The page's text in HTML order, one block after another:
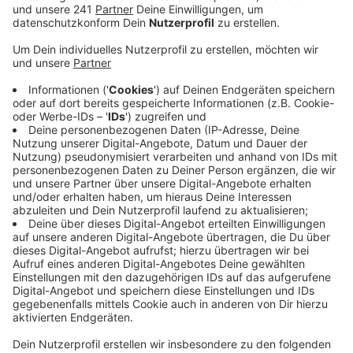
Veröffentlicht:Samstag, 21.03.2026 08:18
Anzeige
Ab 11 Uhr werden rund 15.000 Personen erwartet, was
auch Auswirkungen auf den Verkehr haben kann. Die
Teilnehmer sind zum allergrößten Teil Kurden, die hier
gleichzeitig das Newroz-Fest feiern, ein Neujahrs- und
Frühjahrsfest. In der Bonner Innenstadt gibt es ab 12
Uhr eine Versammlung gegen das Feuerwerk bei „Rhein
in Flammen” und für ein bundesweites Böllerverbot.
Hier ist auch ein Demozug rund um die Innenstadt
geplant. Bis 16 Uhr werden 500 bis 2 000 Teilnehmer
erwartet. Die Stadt Bonn hat auf die Kritik an „Rhein in
Flammen” bereits reagiert: In diesem Jahr soll
zumindest auf das bodennahe Feuerwerk verzichtet
werden. Nach der diesjährigen Jubiläumsveranstaltung